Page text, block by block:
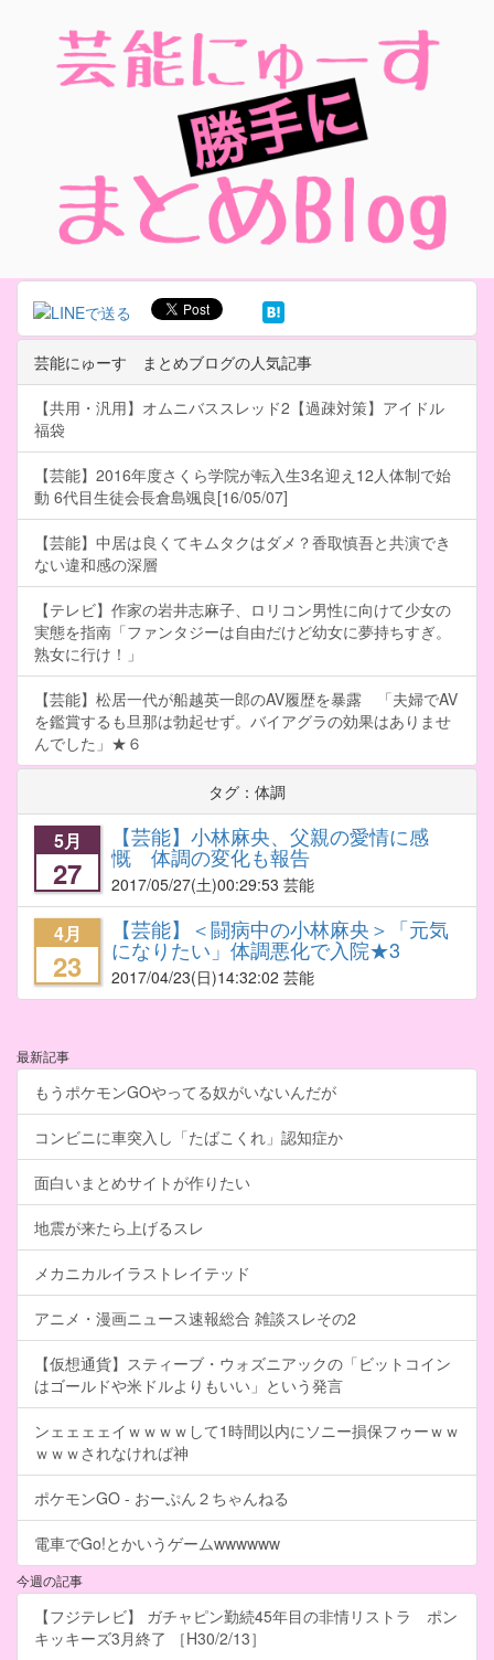
芸能にゅーす まとめブログの人気記事
【共用・汎用】オムニバススレッド2【過疎対策】アイドル
福袋
【芸能】2016年度さくら学院が転入生3名迎え12人体制で始
動 6代目生徒会長倉島颯良[16/05/07]
【芸能】中居は良くてキムタクはダメ？香取慎吾と共演でき
ない違和感の深層
【テレビ】作家の岩井志麻子、ロリコン男性に向けて少女の
実態を指南「ファンタジーは自由だけど幼女に夢持ちすぎ。
熟女に行け！」
【芸能】松居一代が船越英一郎のAV履歴を暴露 「夫婦でAV
を鑑賞するも旦那は勃起せず。バイアグラの効果はありませ
んでした」★６
タグ：体調
5月
27
【芸能】小林麻央、父親の愛情に感
慨 体調の変化も報告
2017/05/27(土)00:29:53 芸能
4月
23
【芸能】＜闘病中の小林麻央＞「元気
になりたい」体調悪化で入院★3
2017/04/23(日)14:32:02 芸能
最新記事
もうポケモンGOやってる奴がいないんだが
コンビニに車突入し「たばこくれ」認知症か
面白いまとめサイトが作りたい
地震が来たら上げるスレ
メカニカルイラストレイテッド
アニメ・漫画ニュース速報総合 雑談スレその2
【仮想通貨】スティーブ・ウォズニアックの「ビットコイン
はゴールドや米ドルよりもいい」という発言
ンェェェェイｗｗｗｗして1時間以内にソニー損保フゥーｗｗ
ｗｗｗされなければ神
ポケモンGO - おーぷん２ちゃんねる
電車でGo!とかいうゲームwwwwww
今週の記事
【フジテレビ】 ガチャピン勤続45年目の非情リストラ ポン
キッキーズ3月終了 ［H30/2/13］